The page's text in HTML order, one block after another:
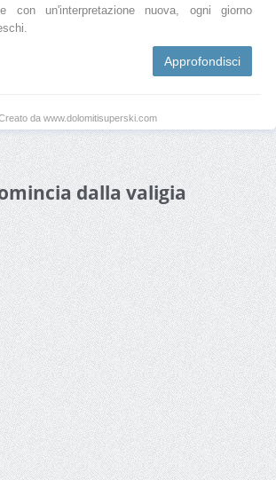
con un'interpretazione nuova, ogni giorno
Approfondisci
da www.dolomitisuperski.com
dalla valigia